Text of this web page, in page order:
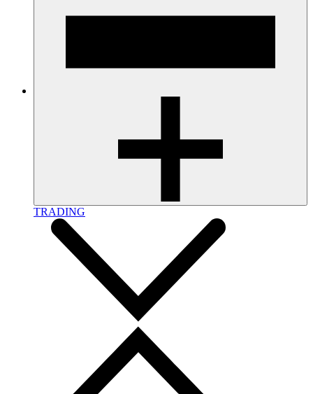
TRADING